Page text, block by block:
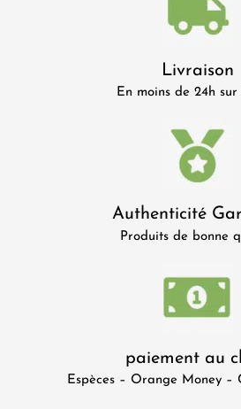
Livraison
En moins de 24h
Authenticité
Produits de bonne
paiement au
Espèces – Orange Money –